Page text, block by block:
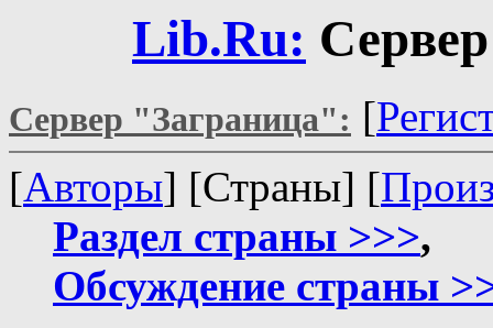
Lib.Ru:
Сервер "Заграница": [
[Авторы] [Страны] [
Раздел страны >>>,
Обсуждение страны